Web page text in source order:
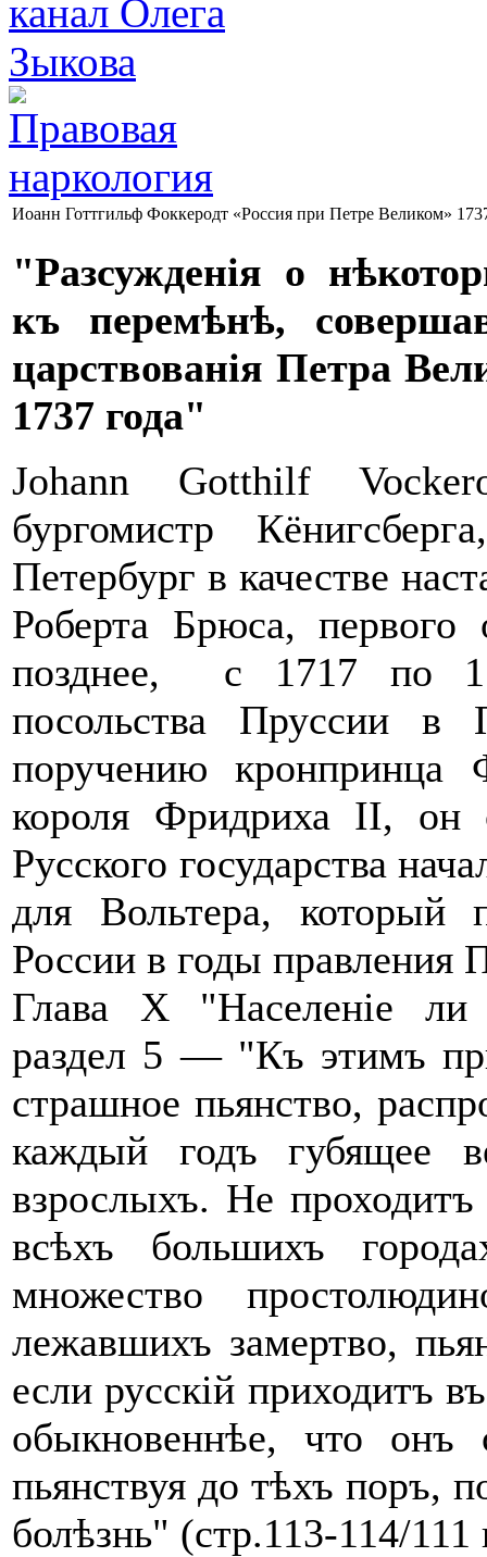
Иоанн Готтгильф Фоккеродт «Россия при Петре Великом»
"Разсужденія о
къ перемѣнѣ,
царствованія Петра
1737 года"
Johann Gotthilf
бургомистр
Петербург в качестве
Роберта Брюса, первого
позднее, с 1717 по
посольства Пруссии в
поручению кронпринца
короля Фридриха II, он
Русского государства
для Вольтера, который
России в годы правления
Глава X "Населеніе
раздел 5 — "Къ этимъ
страшное пьянство,
каждый годъ губящее
взрослыхъ. Не
всѣхъ большихъ
множество
лежавшихъ замертво,
если русскій приходитъ
обыкновеннѣе, что онъ
пьянствуя до тѣхъ поръ,
болѣзнь" (стр.113-114/111